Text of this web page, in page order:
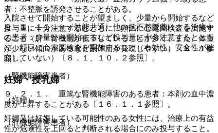
入院させて開始することが望ましく、少量から開始するなど
投与量に十分注意するとともに、頻回に心電図検査を実施す
ること（肝・腎機能が低下していることが多く、また、体重
が少ない傾向があるなど副作用が発現しやすい）〔８．１参
照〕。
妊婦・授乳婦
（妊婦）
妊婦又は妊娠している可能性のある女性には、治療上の有益
性が危険性を上回ると判断される場合にのみ投与すること。
者：不整脈を誘発させることがある。
９．１．１１． 〈効能共通〉他の抗不整脈薬による治療中
の患者：少量から開始するなど投与量に十分注意するととも
に、頻回に心電図検査を実施すること（有効性、安全性が確
立していない）〔８．１、１０．２参照〕。
（腎機能障害患者）
９．２．１． 重篤な腎機能障害のある患者：本剤の血中濃
度が上昇することがある〔１６．１．１参照〕。
（肝機能障害患者）